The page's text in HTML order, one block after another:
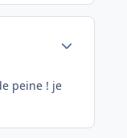
peine ! je